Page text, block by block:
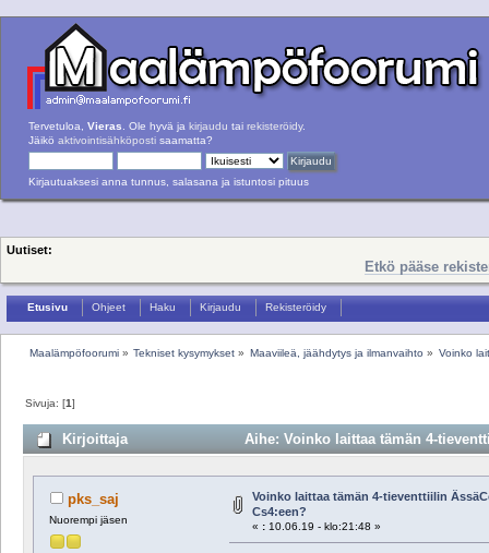
Tervetuloa, Vieras . Ole hyvä ja kirjaudu tai rekisteröidy.
Jäikö aktivointisähköposti saamatta?
Kirjautuaksesi anna tunnus, salasana ja istuntosi pituus
Uutiset:
Etkö pääse
Etusivu Ohjeet Haku Kirjaudu Rekisteröidy
Maalämpöfoorumi» Tekniset kysymykset » Maaviileä, jäähdytys ja ilmanvaihto » Voinko
Sivuja: [1]
Kirjoittaja Aihe: Voinko laittaa tämän 4-
pks_saj
Nuorempi jäsen
Voinko laittaa tämän 4-tieventtiilin
Cs4:een?
« :10.06.19 - klo:21:48 »